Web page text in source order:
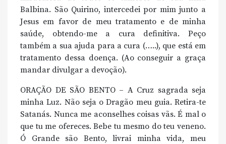
Balbina. São Quirino, intercedei por mim junto a
Jesus em favor de meu tratamento e de minha
saúde, obtendo-me a cura definitiva. Peço
também a sua ajuda para a cura (…..), que está em
tratamento dessa doença. (Ao conseguir a graça
mandar divulgar a devoção).
ORAÇÃO DE SÃO BENTO – A Cruz sagrada seja
minha Luz. Não seja o Dragão meu guia. Retira-te
Satanás. Nunca me aconselhes coisas vãs. É mal o
que tu me ofereces. Bebe tu mesmo do teu veneno.
Ó Grande são Bento, livrai minha vida, meu